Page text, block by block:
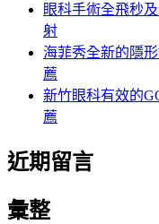
眼科手術全飛秒
射
海菲秀全新的隱
薦
新竹眼科有效的
薦
近期留言
彙整